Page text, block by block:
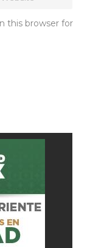
this browser for